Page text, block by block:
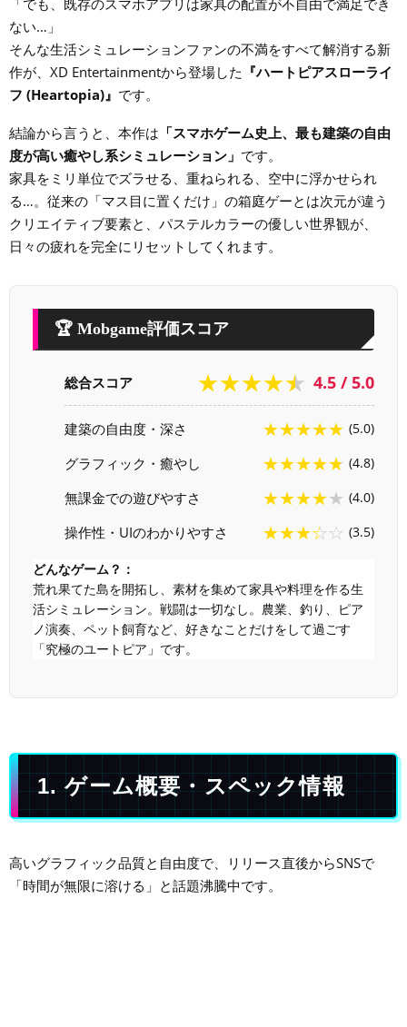
「でも、既存のスマホアプリは家具の配置が不自由で満足でき
ない…」
そんな生活シミュレーションファンの不満をすべて解消する新
作が、XD Entertainmentから登場した 『ハートピアスローライ
フ (Heartopia)』 です。
結論から言うと、本作は 「スマホゲーム史上、最も建築の自由
度が高い癒やし系シミュレーション」 です。
家具をミリ単位でズラせる、重ねられる、空中に浮かせられ
る…。従来の「マス目に置くだけ」の箱庭ゲーとは次元が違う
クリエイティブ要素と、パステルカラーの優しい世界観が、
日々の疲れを完全にリセットしてくれます。
🏆 Mobgame評価スコア
総合スコア ★★★★★ 4.5 / 5.0
建築の自由度・深さ ★★★★★ (5.0)
グラフィック・癒やし ★★★★★ (4.8)
無課金での遊びやすさ ★★★★★ (4.0)
操作性・UIのわかりやすさ ★★★☆☆ (3.5)
どんなゲーム？：
荒れ果てた島を開拓し、素材を集めて家具や料理を作る生
活シミュレーション。戦闘は一切なし。農業、釣り、ピア
ノ演奏、ペット飼育など、好きなことだけをして過ごす
「究極のユートピア」です。
1. ゲーム概要・スペック情報
高いグラフィック品質と自由度で、リリース直後からSNSで
「時間が無限に溶ける」と話題沸騰中です。